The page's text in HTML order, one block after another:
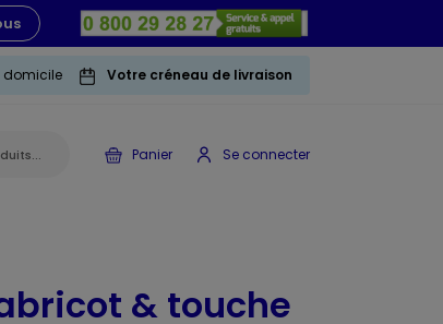
domicile Votre créneau de livraison
Panier Se connecter
& touche